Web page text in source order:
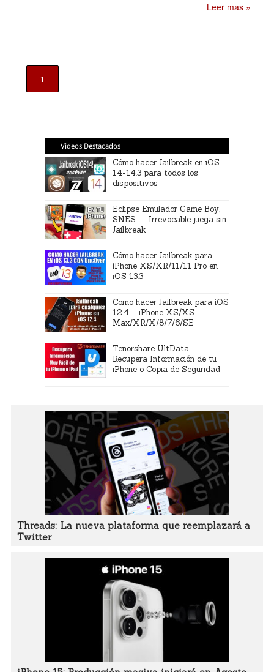
Leer mas »
1
Videos Destacados
Cómo hacer Jailbreak en iOS
14-14.3 para todos los
dispositivos
Eclipse Emulador Game Boy,
SNES … Irrevocable juega sin
Jailbreak
Cómo hacer Jailbreak para
iPhone XS/XR/11/11 Pro en
iOS 13.3
Como hacer Jailbreak para iOS
12.4 – iPhone XS/XS
Max/XR/X/8/7/6/SE
Tenorshare UltData –
Recupera Información de tu
iPhone o Copia de Seguridad
Threads: La nueva plataforma que reemplazará a
Twitter